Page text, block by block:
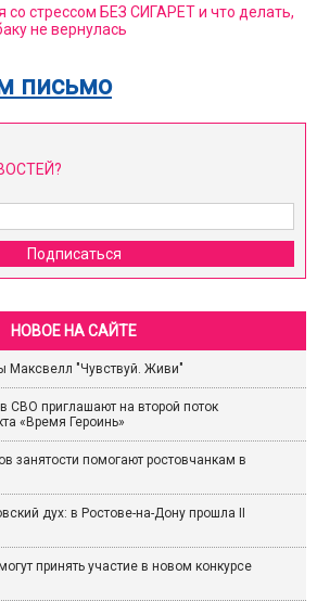
со стрессом БЕЗ СИГАРЕТ и что делать,
не вернулась
письмо
Подписаться
НОВОЕ НА САЙТЕ
Максвелл "Чувствуй. Живи"
СВО приглашают на второй поток
«Время Героинь»
занятости помогают ростовчанкам в
дух: в Ростове-на-Дону прошла II
принять участие в новом конкурсе